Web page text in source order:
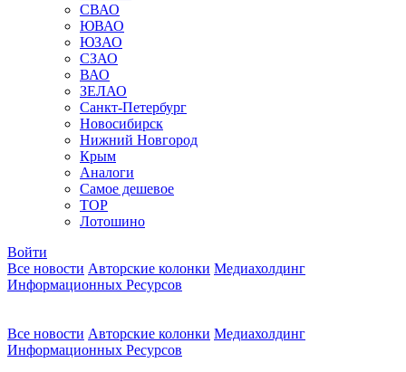
СВАО
ЮВАО
ЮЗАО
СЗАО
ВАО
ЗЕЛАО
Санкт-Петербург
Новосибирск
Нижний Новгород
Крым
Аналоги
Самое дешевое
TOP
Лотошино
Войти
Все новости Авторские колонки Медиахолдинг
Информационных Ресурсов
Все новости Авторские колонки Медиахолдинг
Информационных Ресурсов